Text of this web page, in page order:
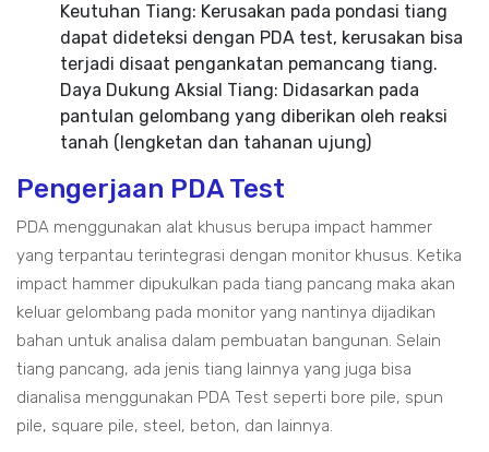
Keutuhan Tiang: Kerusakan pada pondasi tiang
dapat dideteksi dengan PDA test, kerusakan bisa
terjadi disaat pengankatan pemancang tiang.
Daya Dukung Aksial Tiang: Didasarkan pada
pantulan gelombang yang diberikan oleh reaksi
tanah (lengketan dan tahanan ujung)
Pengerjaan PDA Test
PDA menggunakan alat khusus berupa impact hammer
yang terpantau terintegrasi dengan monitor khusus. Ketika
impact hammer dipukulkan pada tiang pancang maka akan
keluar gelombang pada monitor yang nantinya dijadikan
bahan untuk analisa dalam pembuatan bangunan. Selain
tiang pancang, ada jenis tiang lainnya yang juga bisa
dianalisa menggunakan PDA Test seperti bore pile, spun
pile, square pile, steel, beton, dan lainnya.